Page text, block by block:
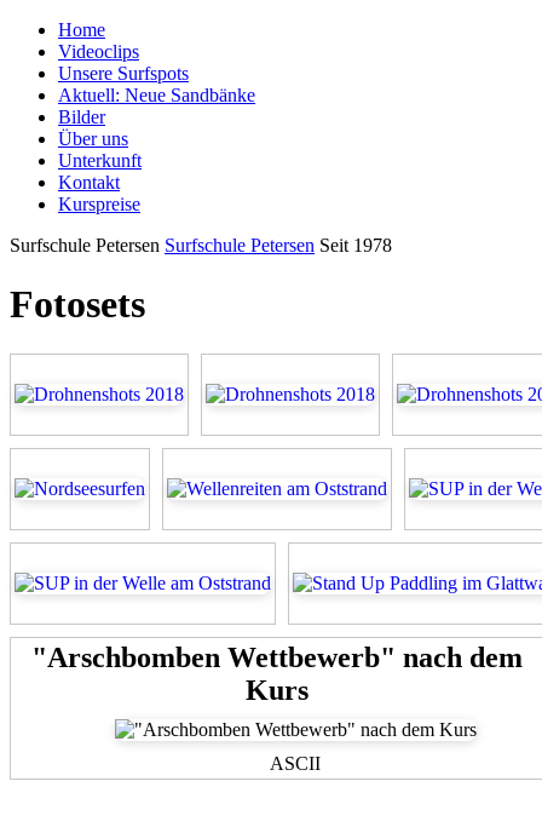
Home
Videoclips
Unsere Surfspots
Aktuell: Neue Sandbänke
Bilder
Über uns
Unterkunft
Kontakt
Kurspreise
Surfschule Petersen Surfschule Petersen Seit 1978
Fotosets
"Arschbomben Wettbewerb" nach dem
Kurs
ASCII